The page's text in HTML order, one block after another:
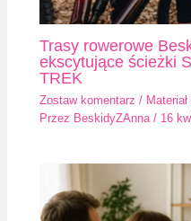
Trasy rowerowe
ekscytujące ścieżki
TREK
Zostaw komentarz /
Przez BeskidyZAnna/ 16